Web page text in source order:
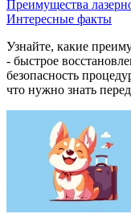
Преимущества
Интересные факты
Узнайте, какие
- быстрое
безопасность
что нужно знать